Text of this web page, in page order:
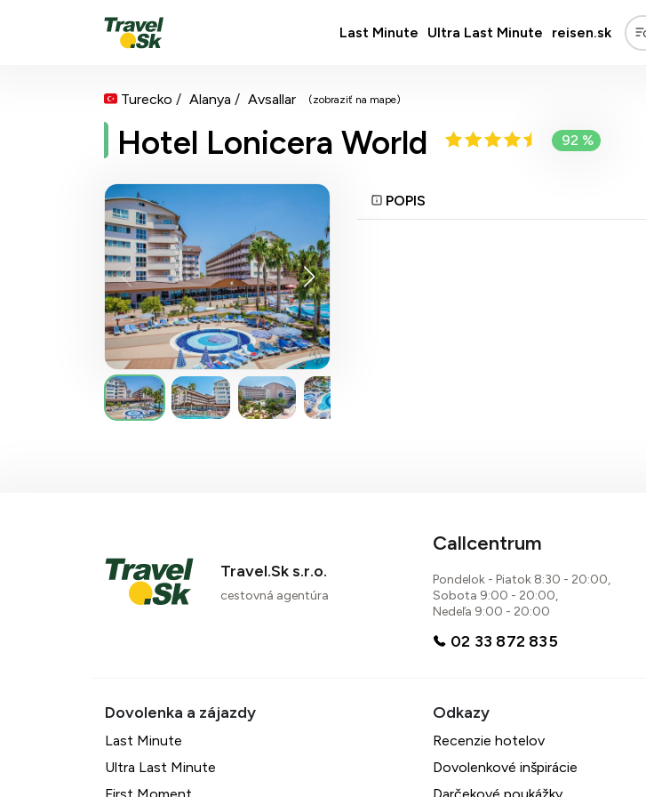
Last Minute Ultra Last Minute reisen.sk
Turecko Alanya Avsallar (zobraziť na mape)
Hotel Lonicera World 92 %
POPIS
Travel.Sk s.r.o.
cestovná agentúra
Callcentrum
Pondelok - Piatok 8:30 - 20:00,
Sobota 9:00 - 20:00,
Nedeľa 9:00 - 20:00
02 33 872 835
Last Minute
Ultra Last Minute
Recenzie hotelov
Dovolenkové inšpirácie